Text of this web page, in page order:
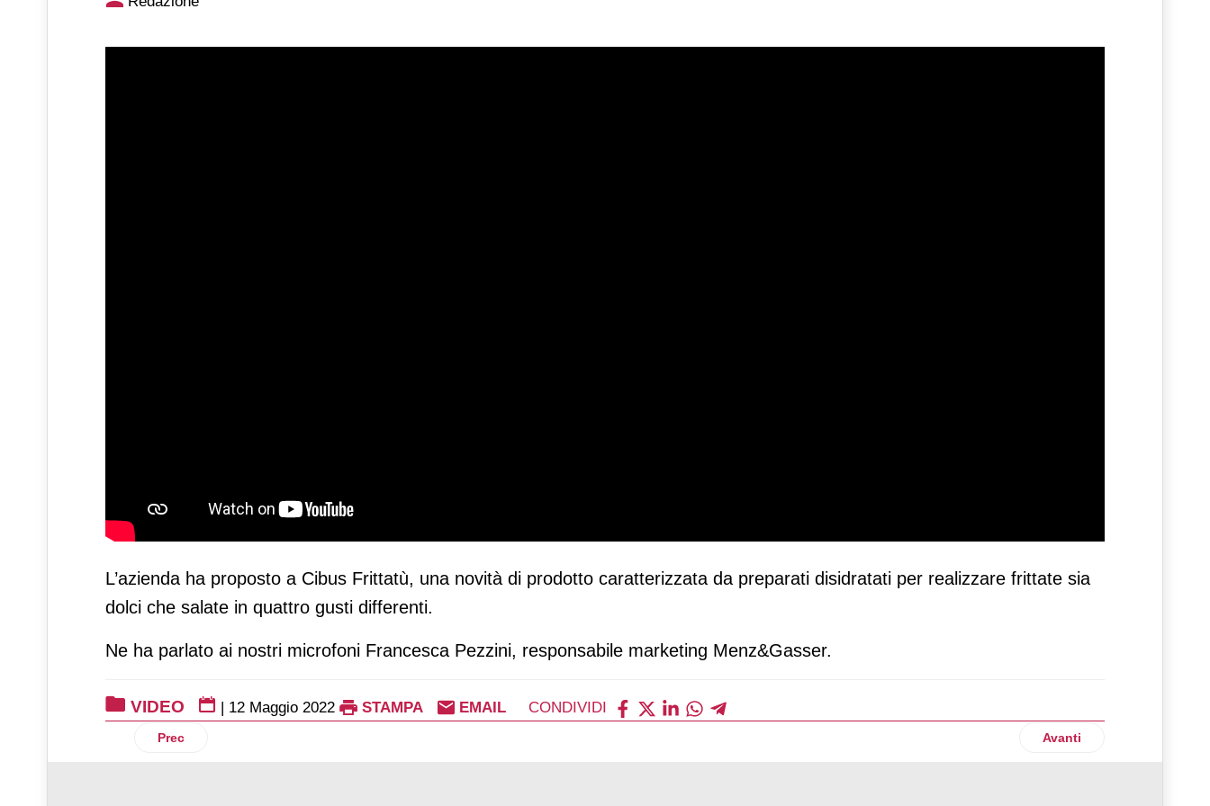
L’azienda ha proposto a Cibus Frittatù, una novità di prodotto caratterizzata da preparati disidratati per realizzare frittate sia
dolci che salate in quattro gusti differenti.
Ne ha parlato ai nostri microfoni Francesca Pezzini, responsabile marketing Menz&Gasser.
VIDEO | 12 Maggio 2022 STAMPA EMAIL CONDIVIDI
Articolo precedente: Le principali notizie della prima giornata di Cibus 2022
Prec Articolo successivo:
Avanti